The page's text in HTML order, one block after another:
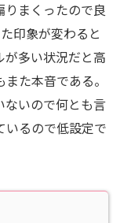
りまくったので良
印象が変わると
多い状況だと高
た本音である。
ないので何とも言
いるので低設定で